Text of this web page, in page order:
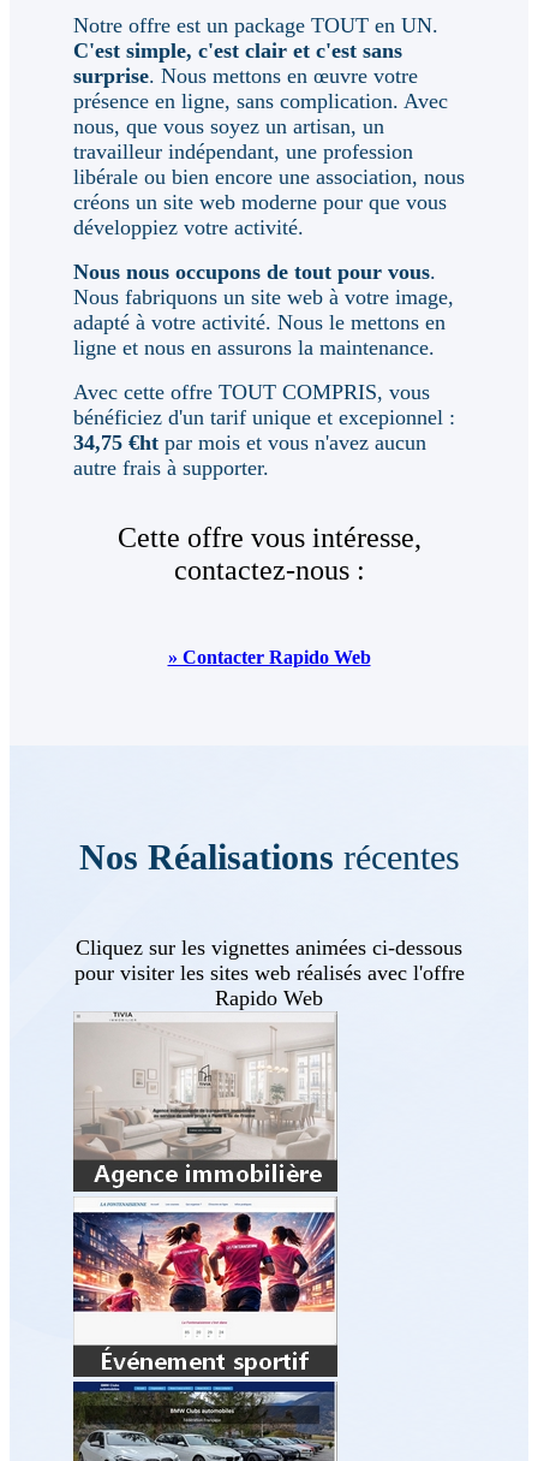
Notre offre est un package TOUT en UN.
C'est simple, c'est clair et c'est sans
surprise. Nous mettons en œuvre votre
présence en ligne, sans complication. Avec
nous, que vous soyez un artisan, un
travailleur indépendant, une profession
libérale ou bien encore une association, nous
créons un site web moderne pour que vous
développiez votre activité.
Nous nous occupons de tout pour vous.
Nous fabriquons un site web à votre image,
adapté à votre activité. Nous le mettons en
ligne et nous en assurons la maintenance.
Avec cette offre TOUT COMPRIS, vous
bénéficiez d'un tarif unique et excepionnel :
34,75 €ht par mois et vous n'avez aucun
autre frais à supporter.
Cette offre vous intéresse,
contactez-nous :
» Contacter Rapido Web
Nos Réalisations récentes
Cliquez sur les vignettes animées ci-dessous
pour visiter les sites web réalisés avec l'offre
Rapido Web